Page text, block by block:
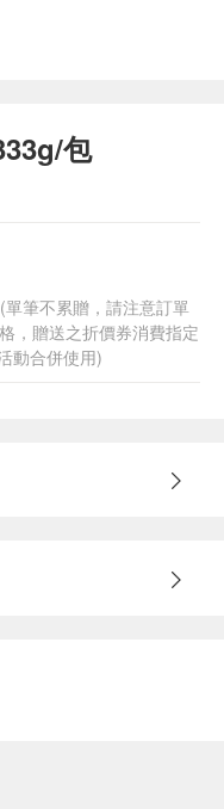
包
筆不累贈，請注意訂單
，贈送之折價券消費指定
動合併使用)